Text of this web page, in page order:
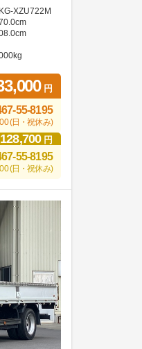
XZU722M
円
55-8195
(日・祝休み)
128,700円
55-8195
(日・祝休み)